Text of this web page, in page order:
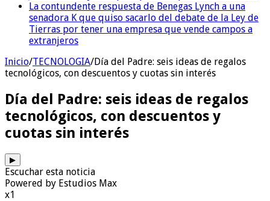
La contundente respuesta de Benegas Lynch a una
senadora K que quiso sacarlo del debate de la Ley de
Tierras por tener una empresa que vende campos a
extranjeros
Inicio/TECNOLOGIA/Día del Padre: seis ideas de regalos
tecnológicos, con descuentos y cuotas sin interés
Día del Padre: seis ideas de regalos
tecnológicos, con descuentos y
cuotas sin interés
▶
Escuchar esta noticia
Powered by Estudios Max
x1